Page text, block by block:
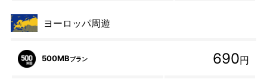
ヨーロッパ周遊
500MBプラン 690円